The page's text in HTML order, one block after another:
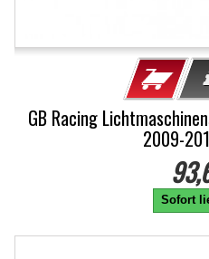
GB Racing
2009-
Sofort